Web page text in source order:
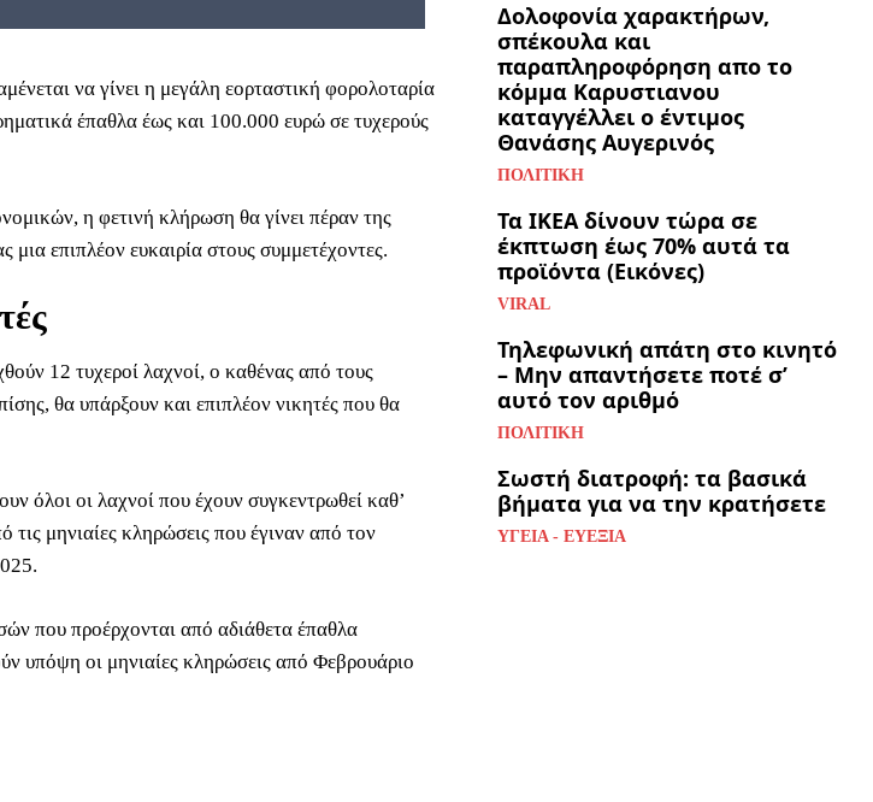
να γίνει η μεγάλη εορταστική φορολοταρία
έπαθλα έως και 100.000 ευρώ σε τυχερούς
η φετινή κλήρωση θα γίνει πέραν της
μια επιπλέον ευκαιρία στους συμμετέχοντες.
12 τυχεροί λαχνοί, ο καθένας από τους
θα υπάρξουν και επιπλέον νικητές που θα
όλοι οι λαχνοί που έχουν συγκεντρωθεί καθ’
τις μηνιαίες κληρώσεις που έγιναν από τον
που προέρχονται από αδιάθετα έπαθλα
υπόψη οι μηνιαίες κληρώσεις από Φεβρουάριο
Δολοφονία χαρακτήρων,
σπέκουλα και
παραπληροφόρηση απο το
κόμμα Καρυστιανου
καταγγέλλει ο έντιμος
Θανάσης Αυγερινός
ΠΟΛΙΤΙΚΉ
Τα ΙΚΕΑ δίνουν τώρα σε
έκπτωση έως 70% αυτά τα
προϊόντα (Εικόνες)
VIRAL
Τηλεφωνική απάτη στο κινητό
– Μην απαντήσετε ποτέ σ’
αυτό τον αριθμό
ΠΟΛΙΤΙΚΉ
Σωστή διατροφή: τα βασικά
βήματα για να την κρατήσετε
ΥΓΕΊΑ - ΕΥΕΞΊΑ